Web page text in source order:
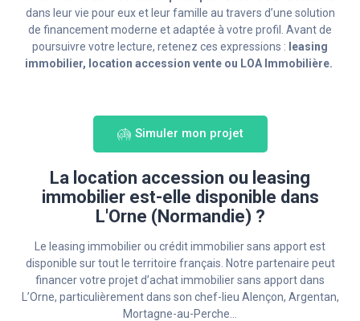
dans leur vie pour eux et leur famille au travers d’une solution
de financement moderne et adaptée à votre profil. Avant de
poursuivre votre lecture, retenez ces expressions : leasing
immobilier, location accession vente ou LOA Immobilière.
Simuler mon projet
La location accession ou leasing
immobilier est-elle disponible dans
L'Orne (Normandie) ?
Le leasing immobilier ou crédit immobilier sans apport est
disponible sur tout le territoire français. Notre partenaire peut
financer votre projet d’achat immobilier sans apport dans
L’Orne, particulièrement dans son chef-lieu Alençon, Argentan,
Mortagne-au-Perche…